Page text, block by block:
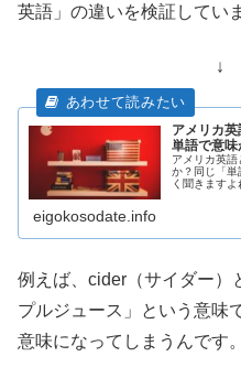
英語」の違いを検証してい
↓
アメリカ
単語で意味
アメリカ英
か？同じ「単
く聞きますよ
eigokosodate.info
例えば、cider（サイダー）
プルジュース」という意味
意味になってしまうんです